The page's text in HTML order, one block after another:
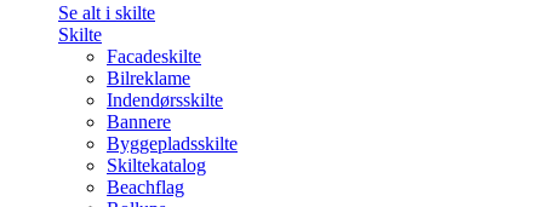
Se alt i skilte
Skilte
Facadeskilte
Bilreklame
Indendørsskilte
Bannere
Byggepladsskilte
Skiltekatalog
Beachflag